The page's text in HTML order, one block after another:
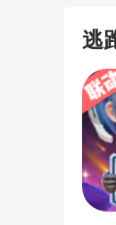
逃